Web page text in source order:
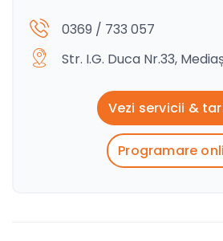
0369 / 733 057
Str. I.G. Duca Nr.33,
Vezi servicii &
Programare